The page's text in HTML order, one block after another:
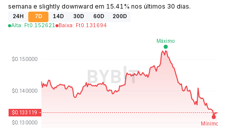
semana e slightly downward em 15.41% nos últimos 30 dias.
24H 7D 14D 30D 60D
200D
Alta: Ft0.152621 Baixa: Ft0.131694
Última atualização: 2026-08-07, 10:10 GMT+0